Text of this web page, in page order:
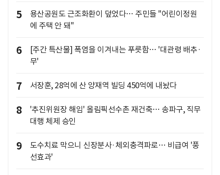
5
용산공원도 근조화환이 덮었다… 주민들 "어린이정원
에 주택 안 돼"
6
[주간 특산물] 폭염을 이겨내는 푸릇함… '대관령 배추·
무'
7 서장훈, 28억에 산 양재역 빌딩 450억에 내놨다
8
'추진위원장 해임' 올림픽선수촌 재건축… 송파구, 직무
대행 체제 승인
9
도수치료 막으니 신장분사·체외충격파로… 비급여 '풍
선효과'